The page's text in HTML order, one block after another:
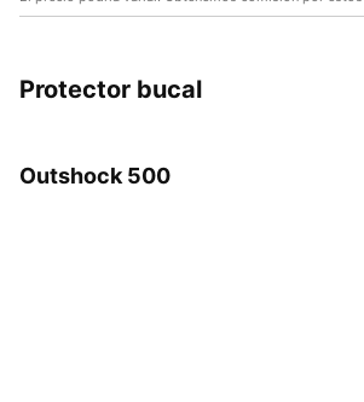
Protector bucal
Outshock 500